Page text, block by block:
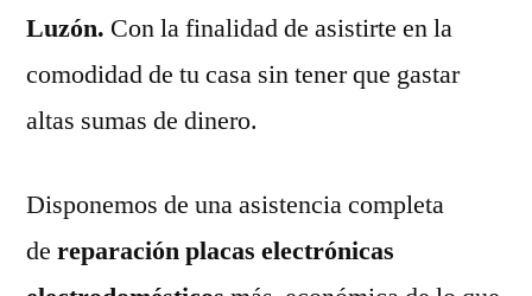
Luzón. Con la finalidad de asistirte en la
comodidad de tu casa sin tener que gastar
altas sumas de dinero.
Disponemos de una asistencia completa
de reparación placas electrónicas